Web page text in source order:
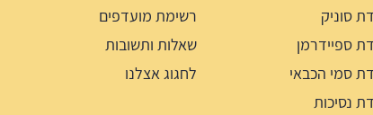
סוניק
ספיידרמן
סמי הכבאי
נסיכות
רשימת מועדפים
שאלות ותשובות
לחגוג אצלנו